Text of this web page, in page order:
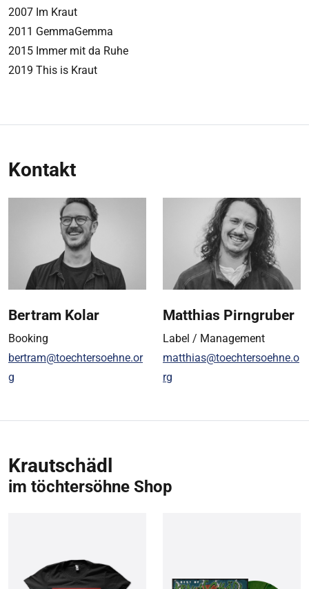
2007 Im Kraut
2011 GemmaGemma
2015 Immer mit da Ruhe
2019 This is Kraut
Kontakt
Bertram Kolar
Booking
bertram@toechtersoehne.or
g
Matthias Pirngruber
Label / Management
matthias@toechtersoehne.o
rg
Krautschädl
im töchtersöhne Shop